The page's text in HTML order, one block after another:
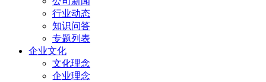
行业动态
知识问答
专题列表
企业文化
文化理念
企业理念